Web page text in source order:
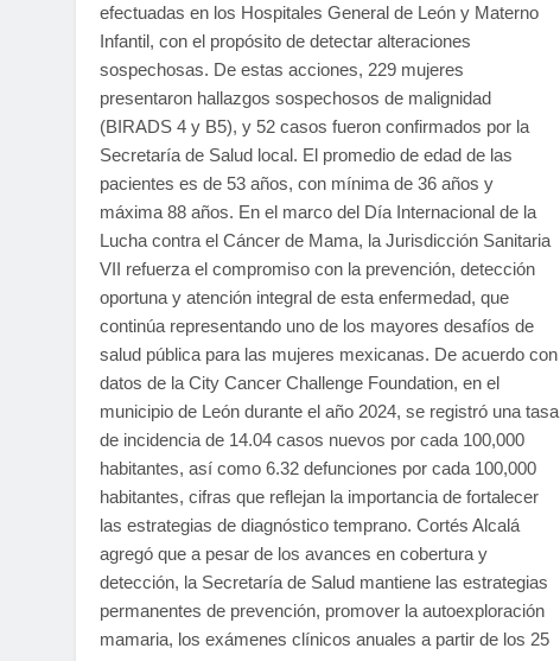
efectuadas en los Hospitales General de León y Materno
Infantil, con el propósito de detectar alteraciones
sospechosas. De estas acciones, 229 mujeres
presentaron hallazgos sospechosos de malignidad
(BIRADS 4 y B5), y 52 casos fueron confirmados por la
Secretaría de Salud local. El promedio de edad de las
pacientes es de 53 años, con mínima de 36 años y
máxima 88 años. En el marco del Día Internacional de la
Lucha contra el Cáncer de Mama, la Jurisdicción Sanitaria
VII refuerza el compromiso con la prevención, detección
oportuna y atención integral de esta enfermedad, que
continúa representando uno de los mayores desafíos de
salud pública para las mujeres mexicanas. De acuerdo con
datos de la City Cancer Challenge Foundation, en el
municipio de León durante el año 2024, se registró una tasa
de incidencia de 14.04 casos nuevos por cada 100,000
habitantes, así como 6.32 defunciones por cada 100,000
habitantes, cifras que reflejan la importancia de fortalecer
las estrategias de diagnóstico temprano. Cortés Alcalá
agregó que a pesar de los avances en cobertura y
detección, la Secretaría de Salud mantiene las estrategias
permanentes de prevención, promover la autoexploración
mamaria, los exámenes clínicos anuales a partir de los 25